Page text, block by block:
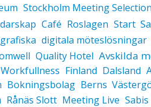
Stockholm Meeting Selection
Café Roslagen Start
digitala möteslösningar
Quality Hotel Avskilda
Workfullness Finland Dalsland
Bokningsbolag Berns
Rånäs Slott Meeting Live